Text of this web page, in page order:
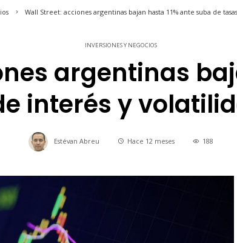
Wall Street: acciones argentinas bajan hasta 11% ante suba de
INVERSIONES Y NEGOCIOS
argentinas
interés y
Estévan Abreu Hace 12 meses 188